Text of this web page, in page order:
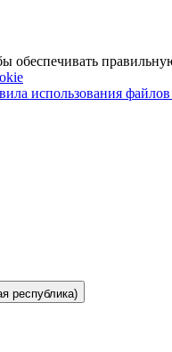
использования
республика)